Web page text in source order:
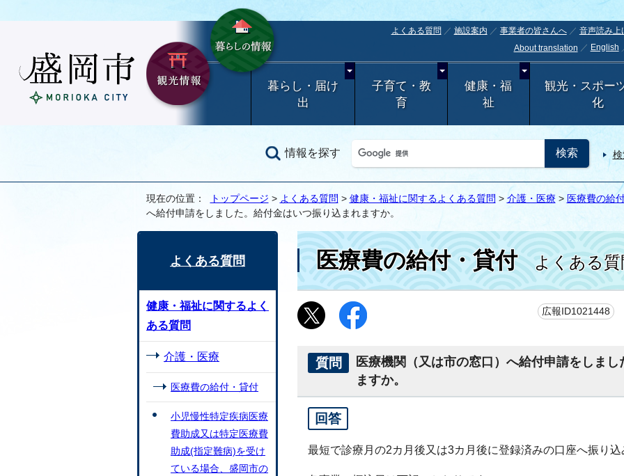
よくある質問 施設案内 事業者の皆さんへ 音声読み上
About translation
English
暮らし・届け
出
子育て・教
育
健康・福
祉
観光・スポー
化
情報を探す
現在の位置： トップページ > よくある質問 > 健康・福祉に関するよくある質問 > 介護・医療 > 医療費の給
へ給付申請をしました。給付金はいつ振り込まれますか。
医療費の給付・貸付よくある質
広報ID1021448
質問
医療機関（又は市の窓口）へ給付申請をしま
ますか。
回答
最短で診療月の2カ月後又は3カ月後に登録済みの口座へ振り込
よくある質問
健康・福祉に関するよく
ある質問
介護・医療
医療費の給付・貸付
小児慢性特定疾病医療
費助成又は特定医療費
助成(指定難病)を受け
ている場合、盛岡市の